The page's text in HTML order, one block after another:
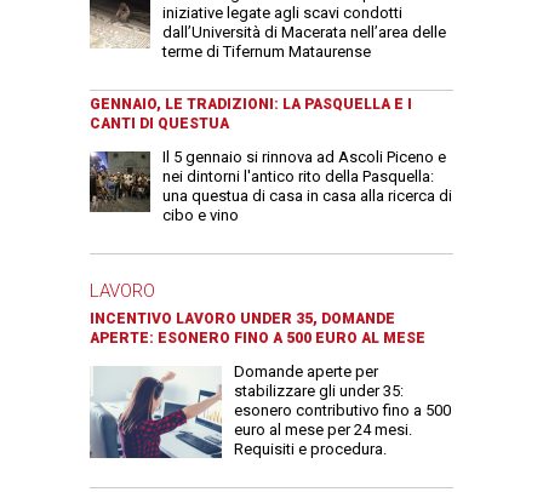
iniziative legate agli scavi condotti
dall’Università di Macerata nell’area delle
terme di Tifernum Mataurense
GENNAIO, LE TRADIZIONI: LA PASQUELLA E I
CANTI DI QUESTUA
Il 5 gennaio si rinnova ad Ascoli Piceno e
nei dintorni l'antico rito della Pasquella:
una questua di casa in casa alla ricerca di
cibo e vino
LAVORO
INCENTIVO LAVORO UNDER 35, DOMANDE
APERTE: ESONERO FINO A 500 EURO AL MESE
Domande aperte per
stabilizzare gli under 35:
esonero contributivo fino a 500
euro al mese per 24 mesi.
Requisiti e procedura.